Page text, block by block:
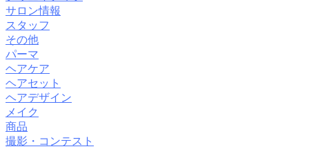
サロン情報
スタッフ
その他
パーマ
ヘアケア
ヘアセット
ヘアデザイン
メイク
商品
撮影・コンテスト